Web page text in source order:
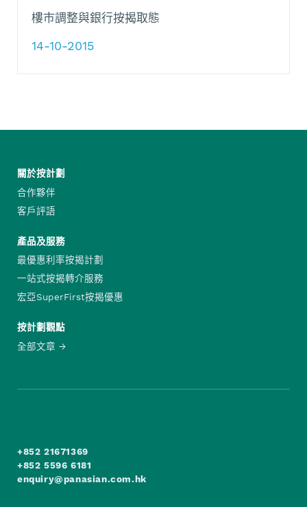
樓市調整與銀行按揭取態
14-10-2015
關於按計劃
合作夥伴
客戶評語
產品及服務
最優惠利率按揭計劃
一站式按揭轉介服務
宏亞SuperFirst按揭優惠
按計劃觀點
全部文章
+852 21671369
+852 5596 6181
enquiry@panasian.com.hk